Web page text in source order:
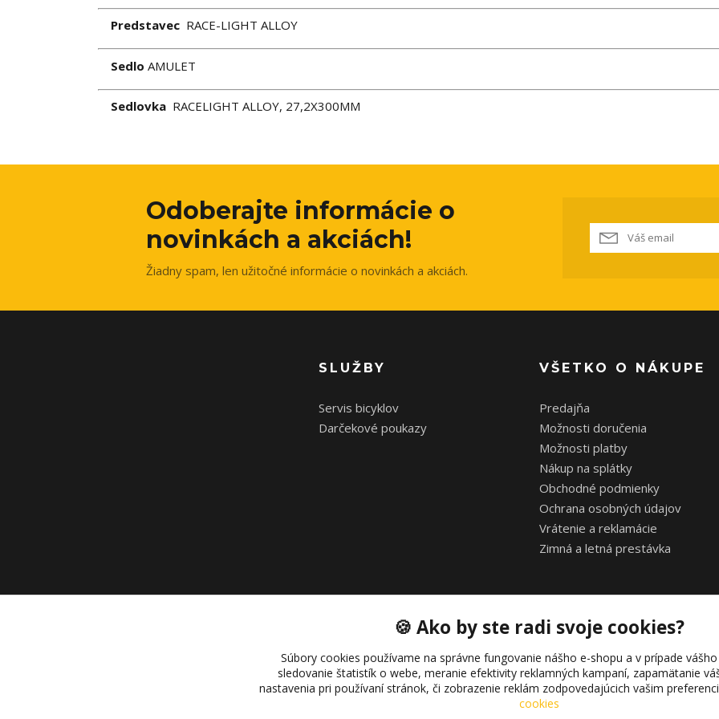
Predstavec RACE-LIGHT ALLOY
Sedlo AMULET
Sedlovka RACELIGHT ALLOY, 27,2X300MM
Odoberajte informácie o
novinkách a akciách!
Žiadny spam, len užitočné informácie o novinkách a akciách.
SLUŽBY
Servis bicyklov
Darčekové poukazy
VŠETKO O NÁKUPE
Predajňa
Možnosti doručenia
Možnosti platby
Nákup na splátky
Obchodné podmienky
Ochrana osobných údajov
Vrátenie a reklamácie
Zimná a letná prestávka
Copyright © 2021 bonkybike.sk
🍪 Ako by ste radi svoje cookies?
Súbory cookies používame na správne fungovanie nášho e-shopu a v prípade
sledovanie štatistík o webe, meranie efektivity reklamných kampaní, zapamätanie
nastavenia pri používaní stránok, či zobrazenie reklám zodpovedajúcich vašim
cookies